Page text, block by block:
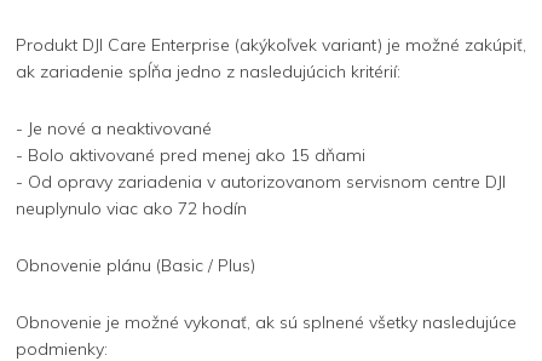
Produkt DJI Care Enterprise (akýkoľvek variant) je možné zakúpiť,
ak zariadenie spĺňa jedno z nasledujúcich kritérií:
- Je nové a neaktivované
- Bolo aktivované pred menej ako 15 dňami
- Od opravy zariadenia v autorizovanom servisnom centre DJI
neuplynulo viac ako 72 hodín
Obnovenie plánu (Basic / Plus)
Obnovenie je možné vykonať, ak sú splnené všetky nasledujúce
podmienky: